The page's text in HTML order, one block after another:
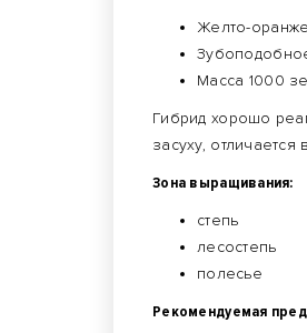
Желто-
Масса 1000
Гибрид хорошо
засуху,
Зона выращивания:
степь
лесостепь
полесье
Рекомендуемая